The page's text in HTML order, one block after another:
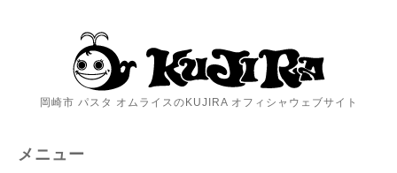
岡崎市 パスタ オムライスのKUJIRA オフィシャウェブサイト
メニュー